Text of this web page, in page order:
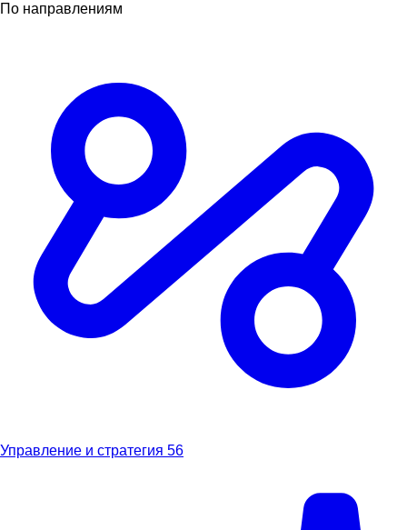
По направлениям
Управление и стратегия 56